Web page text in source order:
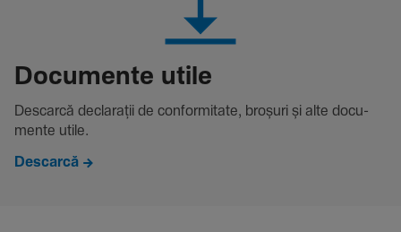
Docu­mente utile
Descarcă decla­rații de conformitate, broșuri și alte docu­
mente utile.
Descarcă